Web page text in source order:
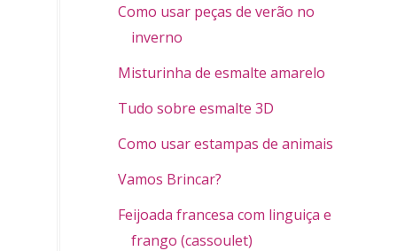
Como usar peças de verão no
inverno
Misturinha de esmalte amarelo
Tudo sobre esmalte 3D
Como usar estampas de animais
Vamos Brincar?
Feijoada francesa com linguiça e
frango (cassoulet)